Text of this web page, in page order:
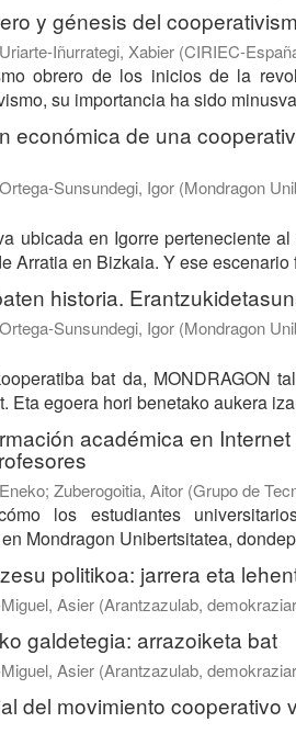
y génesis del
Uriarte-Iñurrategi, Xabier (CIRIEC-
obrero de los inicios de la
su importancia ha sido
económica de una
Ortega-Sunsundegi, Igor (Mondragon
ubicada en Igorre perteneciente
Arratia en Bizkaia. Y ese
historia.
Ortega-Sunsundegi, Igor (Mondragon
bat da, MONDRAGON
Eta egoera hori benetako aukera
académica en
; Zuberogoitia, Aitor (Grupo de
los estudiantes
Mondragon Unibertsitatea,
politikoa: jarrera eta
Asier (Arantzazulab,
galdetegia: arrazoiketa bat
Asier (Arantzazulab,
del movimiento